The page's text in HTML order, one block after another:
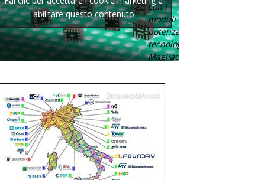
con i
moduli di
potenza con
tecnologia
MagPack.
abilitare questo contenuto